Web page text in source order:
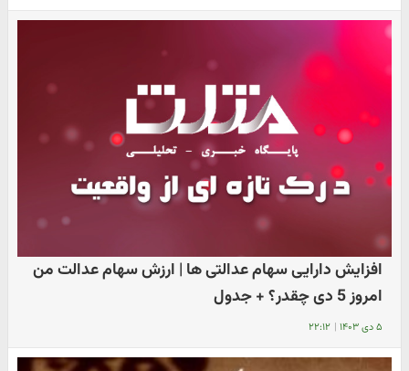
افزایش دارایی سهام عدالتی ها | ارزش سهام عدالت من
امروز 5 دی چقدر؟ + جدول
۵ دی ۱۴۰۳ | ۲۲:۱۲